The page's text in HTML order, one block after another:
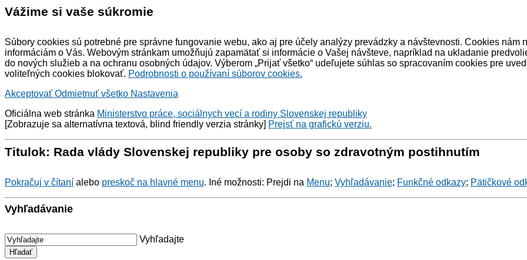
Vážime si vaše súkromie
Súbory cookies sú potrebné pre správne fungovanie webu, ako aj pre účely analýzy prevádzky a návštevnosti. Cookies
informáciám o Vás. Webovým stránkam umožňujú zapamätať si informácie o Vašej návšteve, napríklad na ukladanie
do nových služieb a na ochranu osobných údajov. Výberom „Prijať všetko“ udeľujete súhlas so spracovaním cookies pre
voliteľných cookies blokovať. Podrobnosti o používaní súborov cookies.
Akceptovať Odmietnuť všetko Nastavenia
Oficiálna web stránka Ministerstvo práce, sociálnych vecí a rodiny Slovenskej republiky
[Zobrazuje sa alternatívna textová, blind friendly verzia stránky] Prejsť na grafickú verziu.
Titulok: Rada vlády Slovenskej republiky pre osoby so zdravotným postihnutím
Pokračuj v čítaní alebo preskoč na hlavné menu. Iné možnosti: Prejdi na Menu; Vyhľadávanie; Funkčné odkazy; Pätičkové
Vyhľadávanie
Vyhľadajte